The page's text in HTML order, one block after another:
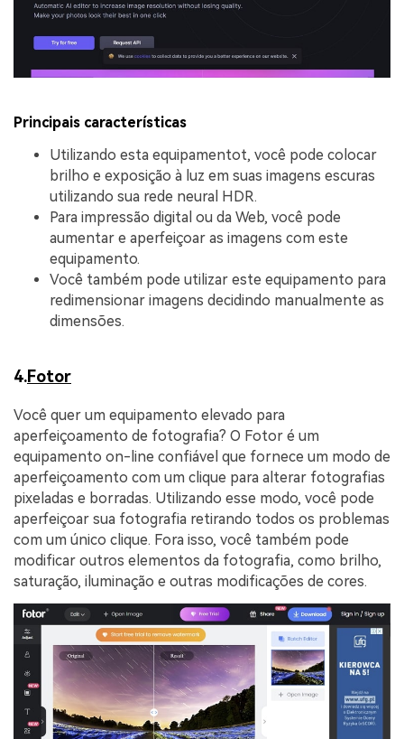
Principais características
Utilizando esta equipamentot, você pode colocar
brilho e exposição à luz em suas imagens escuras
utilizando sua rede neural HDR.
Para impressão digital ou da Web, você pode
aumentar e aperfeiçoar as imagens com este
equipamento.
Você também pode utilizar este equipamento para
redimensionar imagens decidindo manualmente as
dimensões.
4.Fotor
Você quer um equipamento elevado para
aperfeiçoamento de fotografia? O Fotor é um
equipamento on-line confiável que fornece um modo de
aperfeiçoamento com um clique para alterar fotografias
pixeladas e borradas. Utilizando esse modo, você pode
aperfeiçoar sua fotografia retirando todos os problemas
com um único clique. Fora isso, você também pode
modificar outros elementos da fotografia, como brilho,
saturação, iluminação e outras modificações de cores.